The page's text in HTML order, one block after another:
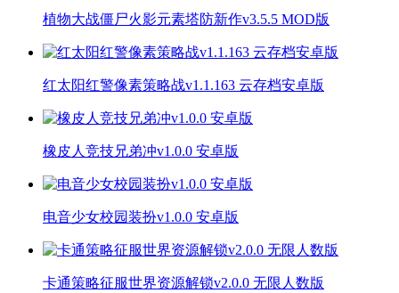
植物大战僵尸火影元素塔防新作v3.5.5 MOD版
红太阳红警像素策略战v1.1.163 云存档安卓版
橡皮人竞技兄弟冲v1.0.0 安卓版
电音少女校园装扮v1.0.0 安卓版
卡通策略征服世界资源解锁v2.0.0 无限人数版